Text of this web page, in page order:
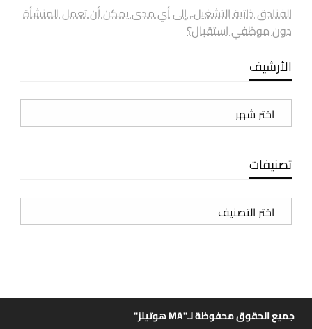
الفنادق ذاتية التشغيل.. إلى أي مدى يمكن أن تعمل المنشأة
دون موظفي استقبال؟
الأرشيف
الأرشيف
تصنيفات
تصنيفات
جميع الحقوق محفوظة لـ"MA هوتيلز"